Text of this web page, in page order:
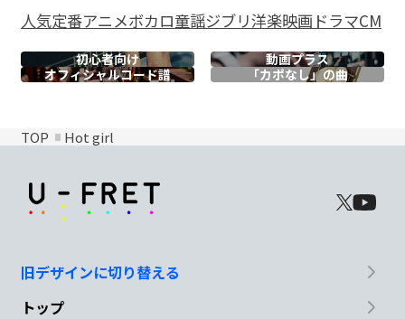
人気定番アニメボカロ童謡ジブリ洋楽映画ドラマCM
初心者向け
動画プラス
オフィシャルコード譜 「カポなし」の曲
TOP Hot girl
旧デザインに切り替える
トップ